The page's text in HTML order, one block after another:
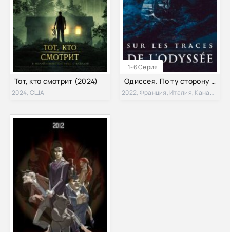
Тот, кто смотрит (2024)
2024, США
1-6 Серия
Одиссея. По ту сторону мифа (2022)
2022, Франция, Италия, Канада